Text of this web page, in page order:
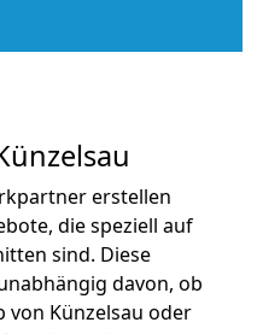
erstellen
die speziell auf
sind. Diese
davon, ob
von Künzelsau oder